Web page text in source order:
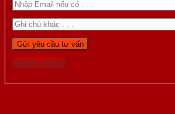
Gọi 0976.169.864